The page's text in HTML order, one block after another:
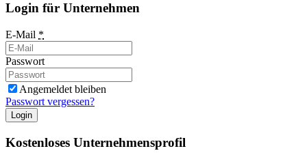
Login für Unternehmen
E-Mail *
Passwort
Angemeldet bleiben
Passwort vergessen?
Login
Kostenloses Unternehmensprofil